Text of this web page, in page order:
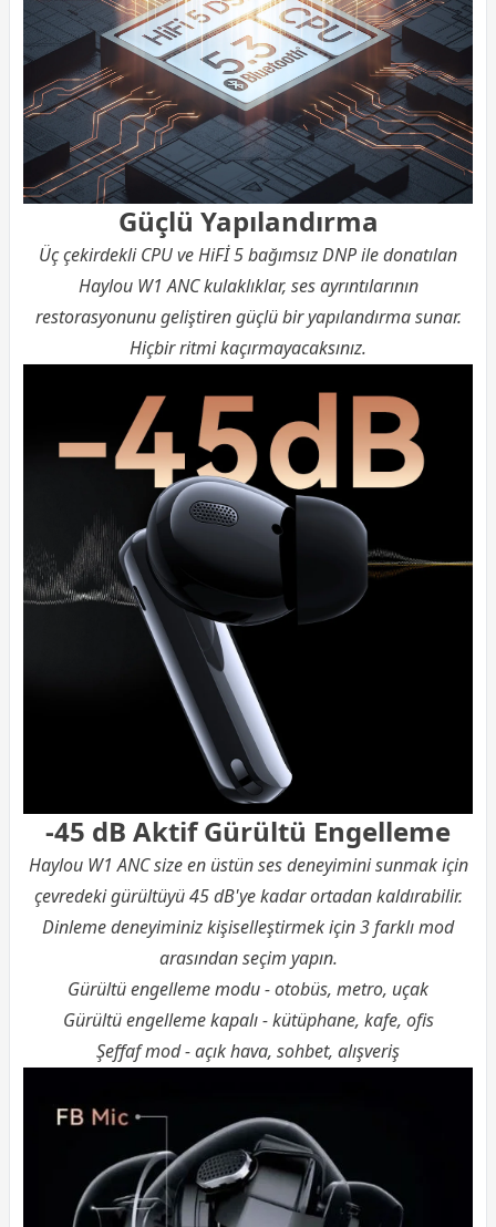
Güçlü Yapılandırma
Üç çekirdekli CPU ve HiFİ 5 bağımsız DNP ile donatılan
Haylou W1 ANC kulaklıklar, ses ayrıntılarının
restorasyonunu geliştiren güçlü bir yapılandırma sunar.
Hiçbir ritmi kaçırmayacaksınız.
-45 dB Aktif Gürültü Engelleme
Haylou W1 ANC size en üstün ses deneyimini sunmak için
çevredeki gürültüyü 45 dB'ye kadar ortadan kaldırabilir.
Dinleme deneyiminiz kişiselleştirmek için 3 farklı mod
arasından seçim yapın.
Gürültü engelleme modu - otobüs, metro, uçak
Gürültü engelleme kapalı - kütüphane, kafe, ofis
Şeffaf mod - açık hava, sohbet, alışveriş